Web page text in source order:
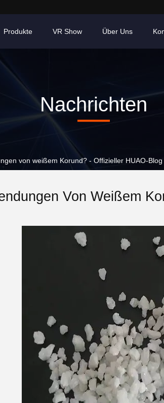
Produkte VR Show Über Uns
Nachrichten
von weißem Korund? - Offizieller HUAO-Blog
Von Weißem